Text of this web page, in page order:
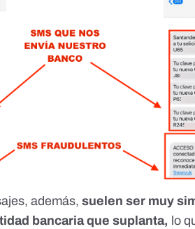
además,suelen ser muy
bancaria que suplanta, lo